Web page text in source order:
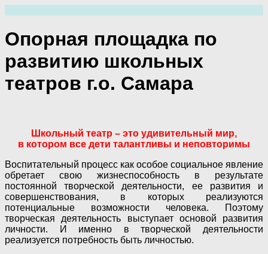
содержимому
Опорная площадка по
развитию школьных
театров г.о. Самара
Школьный театр – это удивительный мир,
в котором все дети талантливы и неповторимы
Воспитательный процесс как особое социальное явление
обретает свою жизнеспособность в резуль­тате
постоянной творческой деятельности, ее раз­вития и
совершенствования, в которых реализуются
потенциальные возможности человека. Поэтому
творческая деятельность выступает основой разви­тия
личности. И именно в творче­ской деятельности
реализуется потребность быть личностью.